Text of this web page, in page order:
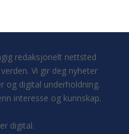
redaksjonelt nettsted
Vi gir deg nyheter
og digital underholdning.
interesse og kunnskap.
digital.